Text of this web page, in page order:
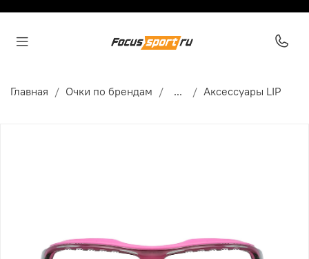
Главная Очки по брендам ... Аксессуары LIP